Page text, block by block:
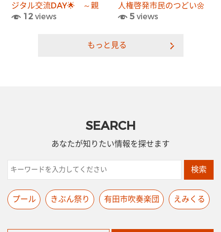
ジタル交流DAY🌟 ～親
子向けプログラミングコ
12 views
人権啓発市民のつどい🌼
5views
もっと見る
SEARCH
あなたが知りたい情報を探せます
検索
プール きぶん祭り 有田市吹奏楽団 えみくる